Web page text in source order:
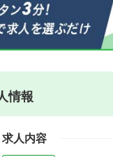
情報
求人内容